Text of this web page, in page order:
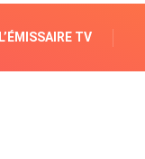
L’ÉMISSAIRE TV